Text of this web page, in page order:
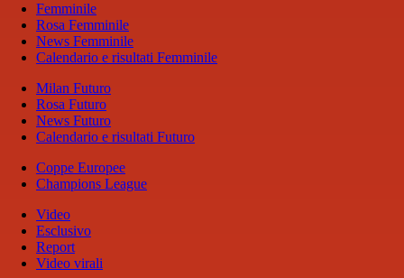
Femminile
Rosa Femminile
News Femminile
Calendario e risultati Femminile
Milan Futuro
Rosa Futuro
News Futuro
Calendario e risultati Futuro
Coppe Europee
Champions League
Video
Esclusivo
Report
Video virali